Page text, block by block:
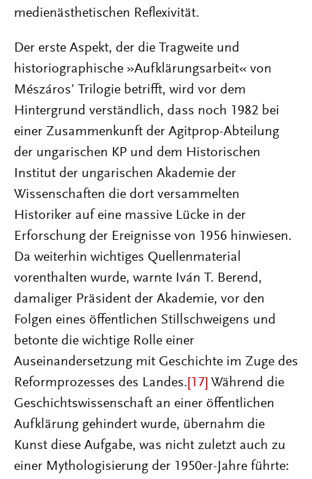
medienästhetischen Reflexivität.
Der erste Aspekt, der die Tragweite und
historiographische »Aufklärungsarbeit« von
Mészáros’ Trilogie betrifft, wird vor dem
Hintergrund verständlich, dass noch 1982 bei
einer Zusammenkunft der Agitprop-Abteilung
der ungarischen KP und dem Historischen
Institut der ungarischen Akademie der
Wissenschaften die dort versammelten
Historiker auf eine massive Lücke in der
Erforschung der Ereignisse von 1956 hinwiesen.
Da weiterhin wichtiges Quellenmaterial
vorenthalten wurde, warnte Iván T. Berend,
damaliger Präsident der Akademie, vor den
Folgen eines öffentlichen Stillschweigens und
betonte die wichtige Rolle einer
Auseinandersetzung mit Geschichte im Zuge des
Reformprozesses des Landes. [17] Während die
Geschichtswissenschaft an einer öffentlichen
Aufklärung gehindert wurde, übernahm die
Kunst diese Aufgabe, was nicht zuletzt auch zu
einer Mythologisierung der 1950er-Jahre führte: